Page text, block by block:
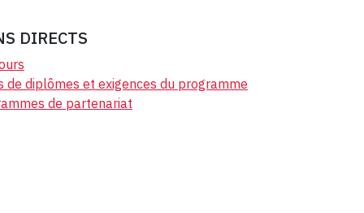
DIRECTS
de diplômes et exigences du programme
de partenariat